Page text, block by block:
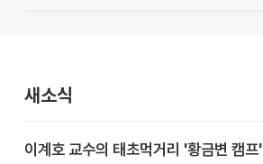
새소식
이계호 교수의 태초먹거리 '황금변 캠프'